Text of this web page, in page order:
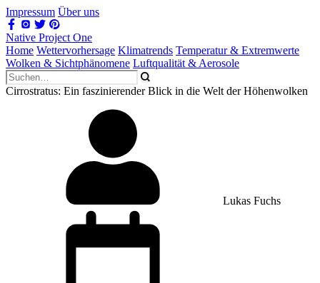
Impressum Über uns
Native Project One
Home Wettervorhersage Klimatrends Temperatur & Extremwerte
Wolken & Sichtphänomene Luftqualität & Aerosole
Cirrostratus: Ein faszinierender Blick in die Welt der Höhenwolken
Lukas Fuchs